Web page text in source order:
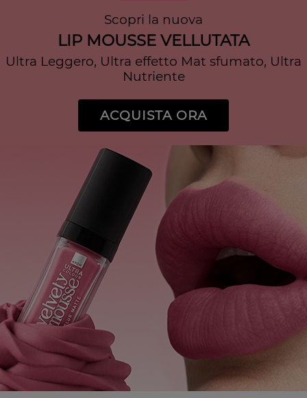
Scopri la nuova
LIP MOUSSE VELLUTATA
Ultra Leggero, Ultra effetto Mat sfumato, Ultra
Nutriente
ACQUISTA ORA